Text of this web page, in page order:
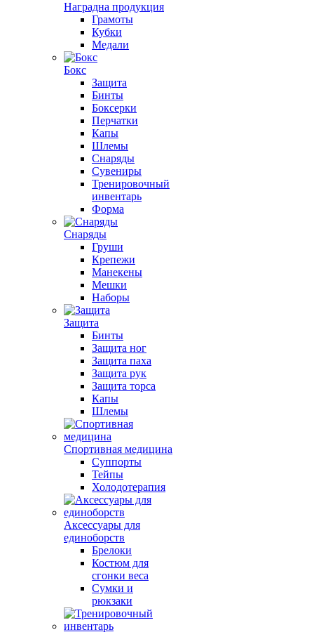
Наградна продукция
Грамоты
Кубки
Медали
Бокс
Защита
Бинты
Боксерки
Перчатки
Капы
Шлемы
Снаряды
Сувениры
Тренировочный
инвентарь
Форма
Снаряды
Груши
Крепежи
Манекены
Мешки
Наборы
Защита
Бинты
Защита ног
Защита паха
Защита рук
Защита торса
Капы
Шлемы
Спортивная медицина
Суппорты
Тейпы
Холодотерапия
Аксессуары для
единоборств
Брелоки
Костюм для
сгонки веса
Сумки и
рюкзаки